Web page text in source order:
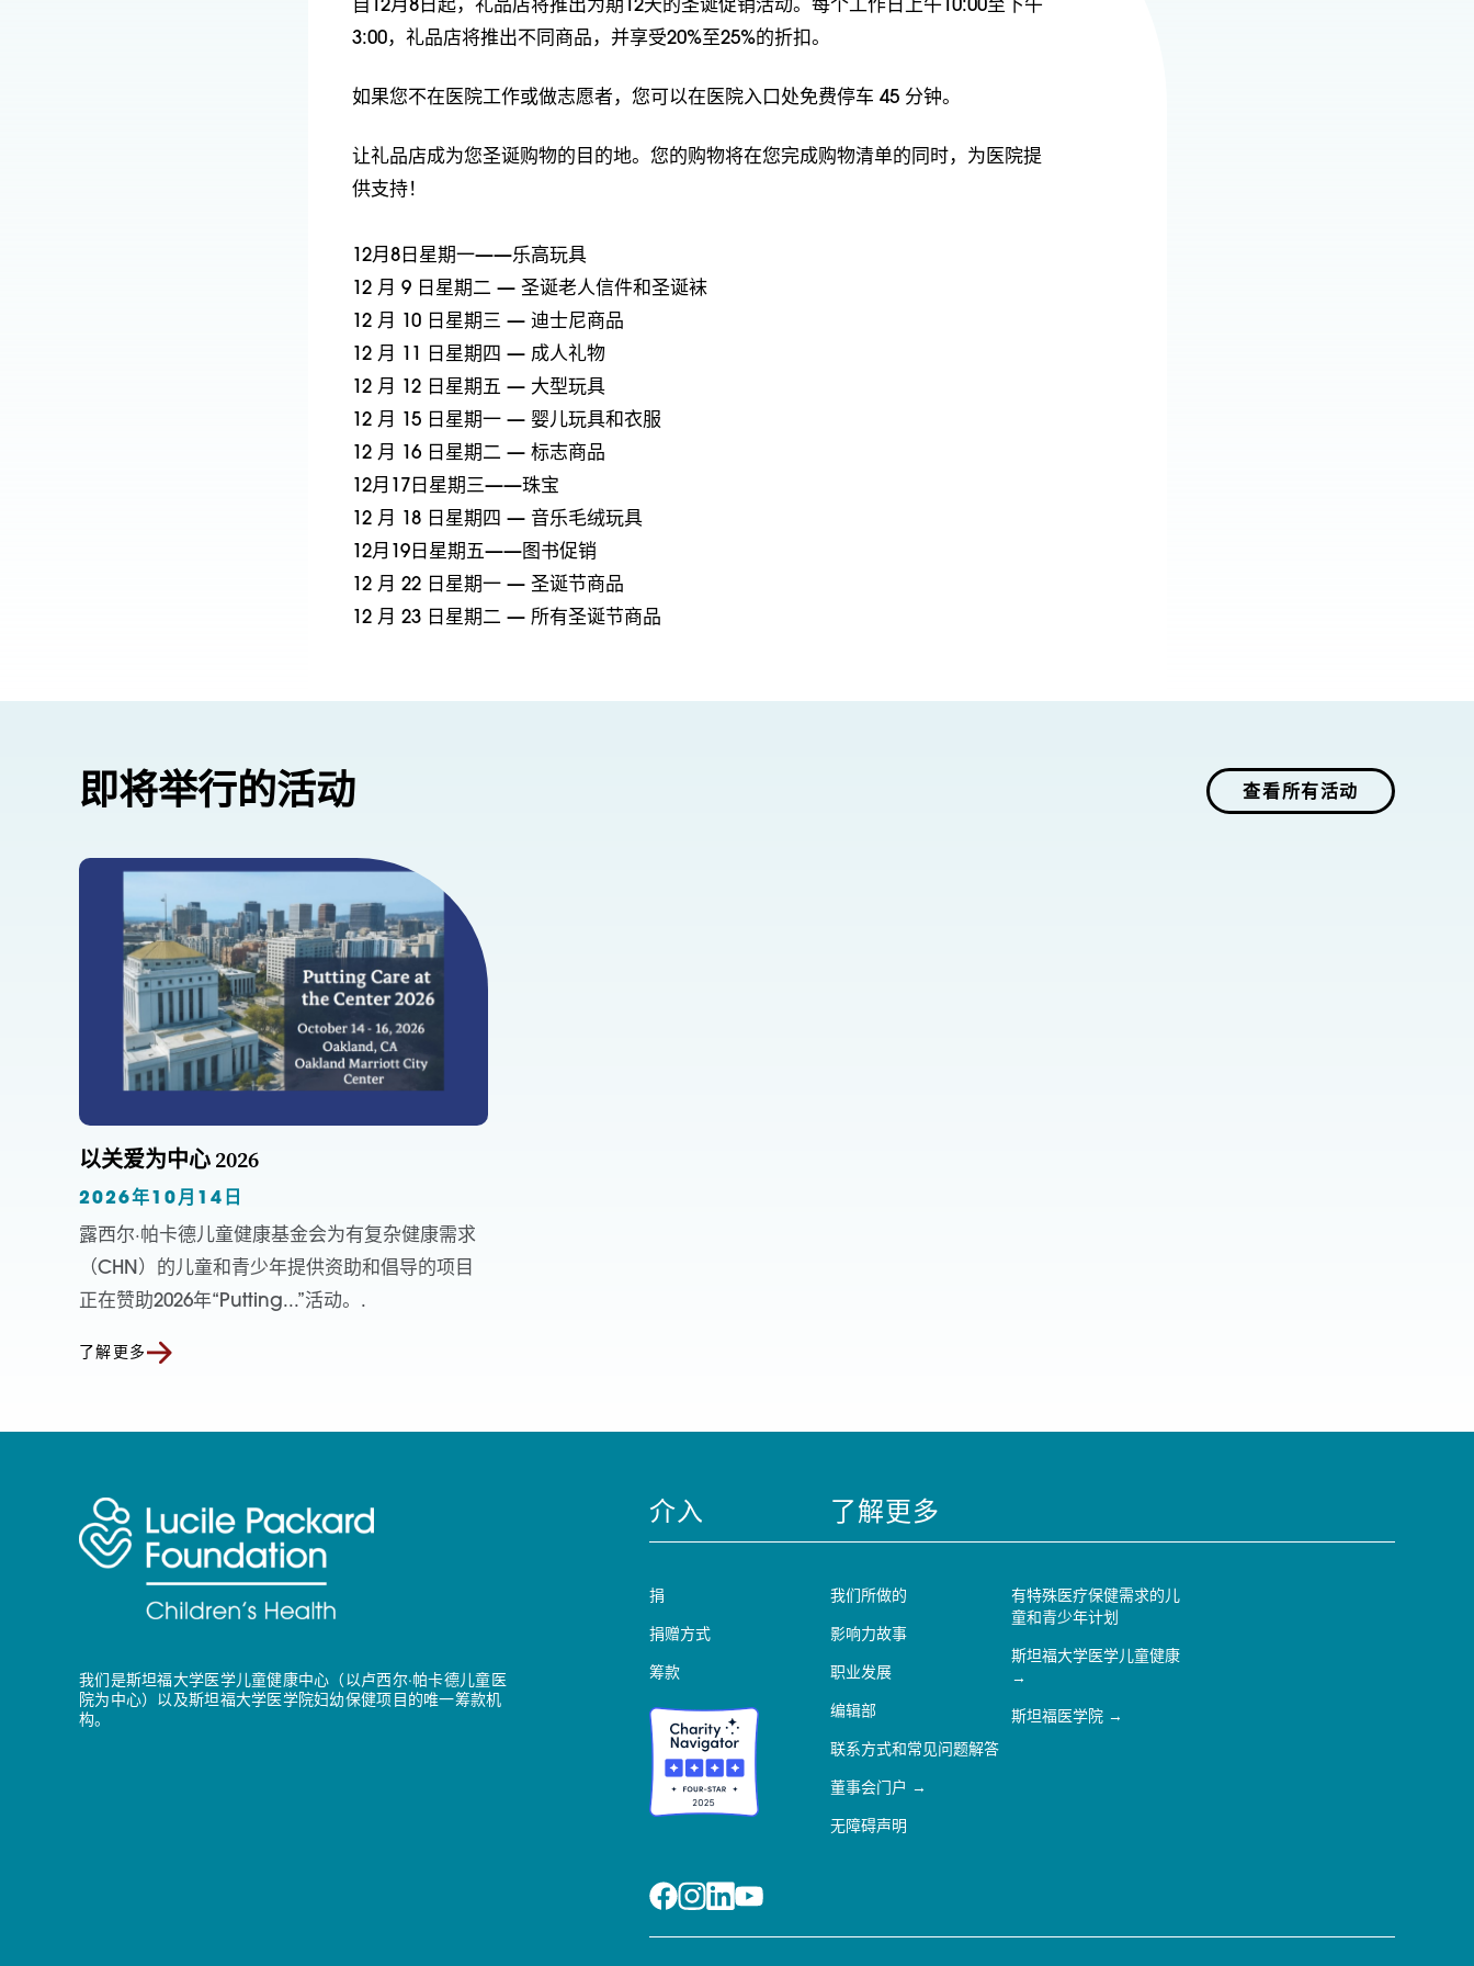
自12月8日起，礼品店将推出为期12天的圣诞促销活动。每个工作日上午10:00至下午
3:00，礼品店将推出不同商品，并享受20%至25%的折扣。
如果您不在医院工作或做志愿者，您可以在医院入口处免费停车 45 分钟。
让礼品店成为您圣诞购物的目的地。您的购物将在您完成购物清单的同时，为医院提
供支持！
12月8日星期一——乐高玩具
12 月 9 日星期二 — 圣诞老人信件和圣诞袜
12 月 10 日星期三 — 迪士尼商品
12 月 11 日星期四 — 成人礼物
12 月 12 日星期五 — 大型玩具
12 月 15 日星期一 — 婴儿玩具和衣服
12 月 16 日星期二 — 标志商品
12月17日星期三——珠宝
12 月 18 日星期四 — 音乐毛绒玩具
12月19日星期五——图书促销
12 月 22 日星期一 — 圣诞节商品
12 月 23 日星期二 — 所有圣诞节商品
即将举行的活动 查看所有活动
以关爱为中心 2026
2026年10月14日
露西尔·帕卡德儿童健康基金会为有复杂健康需求
（CHN）的儿童和青少年提供资助和倡导的项目
正在赞助2026年“Putting...”活动。.
了解更多
我们是斯坦福大学医学儿童健康中心（以卢西尔·帕卡德儿童医
院为中心）以及斯坦福大学医学院妇幼保健项目的唯一筹款机
构。
介入
捐
捐赠方式
筹款
了解更多
我们所做的
影响力故事
职业发展
编辑部
联系方式和常见问题解答
董事会门户
无障碍声明
有特殊医疗保健需求的儿
童和青少年计划
斯坦福大学医学儿童健康
斯坦福医学院